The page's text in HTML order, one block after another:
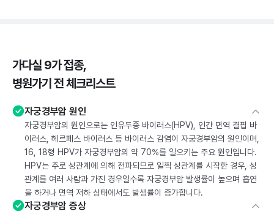
가다실 9가 접종,
병원가기 전 체크리스트
자궁경부암 원인
자궁경부암의 원인으로는 인유두종 바이러스(HPV), 인간 면역 결핍 바
이러스, 헤르페스 바이러스 등 바이러스 감염이 자궁경부암의 원인이며,
16, 18형 HPV가 자궁경부암의 약 70%를 일으키는 주요 원인입니다.
HPV는 주로 성관계에 의해 전파되므로 일찍 성관계를 시작한 경우, 성
관계를 여러 사람과 가진 경우일수록 자궁경부암 발생률이 높으며 흡연
을 하거나 면역 저하 상태에서도 발생률이 증가합니다.
자궁경부암 증상